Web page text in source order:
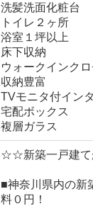
洗髪洗面化粧台
トイレ２ヶ所
浴室１坪以上
床下収納
ウォークインクロ
収納豊富
TVモニタ付イン
宅配ボックス
複層ガラス
☆☆新築一戸建
■神奈川県内の新
料０円！